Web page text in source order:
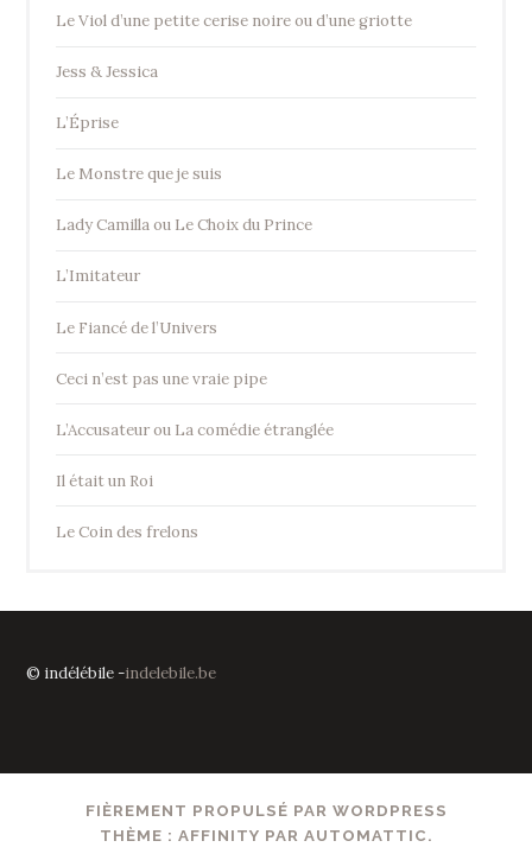
Le Viol d’une petite cerise noire ou d’une griotte
Jess & Jessica
L’Éprise
Le Monstre que je suis
Lady Camilla ou Le Choix du Prince
L’Imitateur
Le Fiancé de l’Univers
Ceci n’est pas une vraie pipe
L’Accusateur ou La comédie étranglée
Il était un Roi
Le Coin des frelons
© indélébile -indelebile.be
FIÈREMENT PROPULSÉ PAR WORDPRESS
THÈME : AFFINITY PAR AUTOMATTIC .